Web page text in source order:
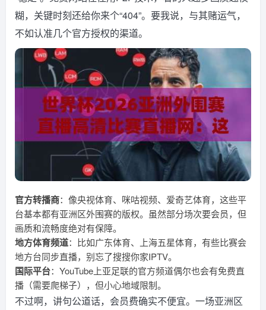
糊，关键时刻还给你来个“404”。要我说，与其赌运气，
不如认准几个官方授权的渠道。
官方转播商：像央视体育、咪咕视频、爱奇艺体育，这些平
台基本都有亚洲区外围赛的版权。虽然部分场次要会员，但
画质和流畅度绝对有保障。
地方体育频道：比如广东体育、上海五星体育，有些比赛会
地方台同步直播，别忘了搜搜你家IPTV。
国际平台：YouTube上亚足联的官方频道偶尔也会有免费直
播（需要爬梯子），但小心地域限制。
不过啊，讲句公道话，会员费确实不便宜。一场亚洲区